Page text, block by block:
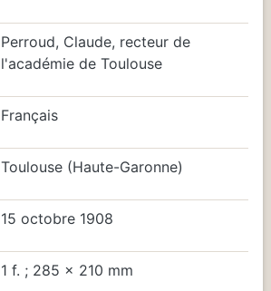
Perroud, Claude, recteur de
l'académie de Toulouse
Français
Toulouse (Haute-Garonne)
15 octobre 1908
1 f. ; 285 x 210 mm